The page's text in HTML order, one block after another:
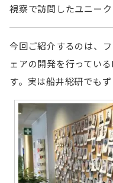
視察で訪問したユニー
今回ご紹介するのは、
ェアの開発を行ってい
す。実は船井総研でも